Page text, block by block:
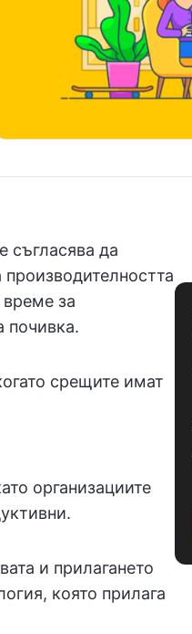
съгласява да
за
почивка.
срещите имат
организациите
и прилагането
която прилага